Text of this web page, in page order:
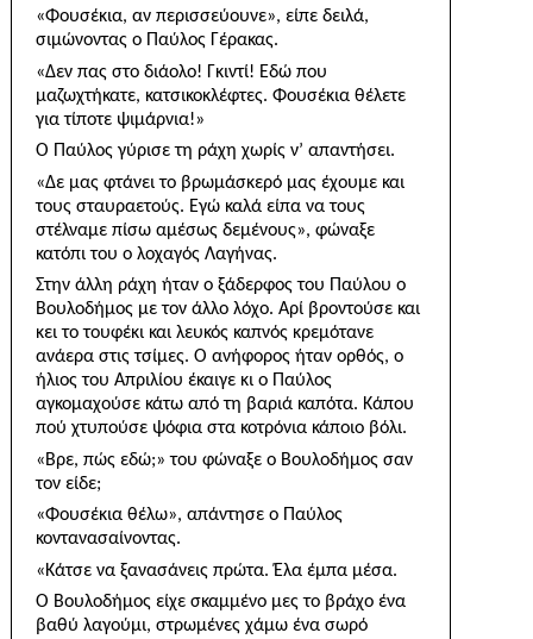
«Φουσέκια, αν περισσεύουνε», είπε δειλά,
σιμώνον­τας ο Παύλος Γέρακας.
«Δεν πας στο διάολο! Γκιντί! Εδώ που
μαζωχτήκατε, κατσικοκλέφτες. Φουσέκια θέλετε
για τίποτε ψιμάρνια!»
Ο Παύλος γύρισε τη ράχη χωρίς ν’ απαντήσει.
«Δε μας φτάνει το βρωμάσκερό μας έχουμε και
τους σταυραετούς. Εγώ καλά είπα να τους
στέλναμε πίσω αμέσως δεμένους», φώναξε
κατόπι του ο λοχαγός Λαγήνας.
Στην άλλη ράχη ήταν ο ξάδερφος του Παύλου ο
Βουλοδήμος με τον άλλο λόχο. Αρί βροντούσε και
κει το τουφέκι και λευκός καπνός κρεμότανε
ανάερα στις τσίμες. Ο ανήφορος ήταν ορθός, ο
ήλιος του Απριλίου έκαιγε κι ο Παύλος
αγκομαχούσε κάτω από τη βαριά καπότα. Κάπου
πού χτυπούσε ψόφια στα κοτρόνια κάποιο βόλι.
«Βρε, πώς εδώ;» του φώναξε ο Βουλοδήμος σαν
τον είδε;
«Φουσέκια θέλω», απάντησε ο Παύλος
κοντανασαίνοντας.
«Κάτσε να ξανασάνεις πρώτα. Έλα έμπα μέσα.
Ο Βουλοδήμος είχε σκαμμένο μες το βράχο ένα
βαθύ λαγούμι, στρωμένες χάμω ένα σωρό